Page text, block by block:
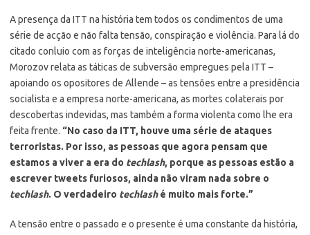
A presença da ITT na história tem todos os condimentos de uma
série de acção e não falta tensão, conspiração e violência. Para lá do
citado conluio com as forças de inteligência norte-americanas,
Morozov relata as táticas de subversão empregues pela ITT –
apoiando os opositores de Allende – as tensões entre a presidência
socialista e a empresa norte-americana, as mortes colaterais por
descobertas indevidas, mas também a forma violenta como lhe era
feita frente. “No caso da ITT, houve uma série de ataques
terroristas. Por isso, as pessoas que agora pensam que
estamos a viver a era do techlash, porque as pessoas estão a
escrever tweets furiosos, ainda não viram nada sobre o
techlash. O verdadeiro techlashé muito mais forte.”
A tensão entre o passado e o presente é uma constante da história,